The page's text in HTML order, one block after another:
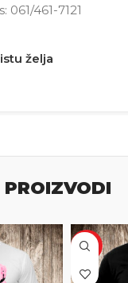
061/461-7121
želja
SALE